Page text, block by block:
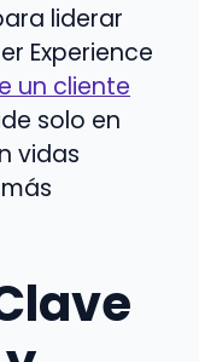
liderar
Experience
un cliente
solo en
vidas